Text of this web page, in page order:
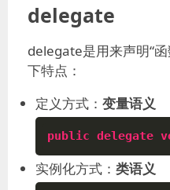
delegate
delegate是用来声明“
下特点：
定义方式： 变量语义
public delegate
实例化方式： 类语义